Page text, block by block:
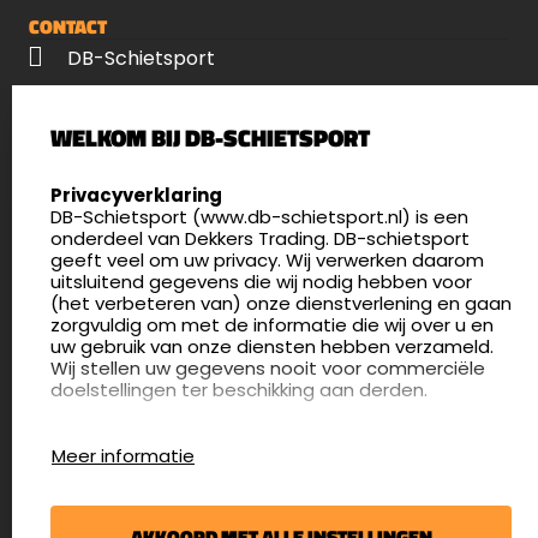
CONTACT
DB-Schietsport
5411 LX Zeeland
4.8
172 beoordelingen
info@db-schietsport.nl
Openingstijden
Dinsdag en donderdag: 13:00 - 17:00 én 18:00 - 21:00
uur
Afspraak maken
Nieuwsbrief
WELKOM BIJ DB-SCHIETSPORT
SELECT LANGUAGE
Privacyverklaring
DB-Schietsport (www.db-schietsport.nl) is een
onderdeel van Dekkers Trading. DB-schietsport
geeft veel om uw privacy. Wij verwerken daarom
uitsluitend gegevens die wij nodig hebben voor
(het verbeteren van) onze dienstverlening en gaan
zorgvuldig om met de informatie die wij over u en
uw gebruik van onze diensten hebben verzameld.
Wij stellen uw gegevens nooit voor commerciële
doelstellingen ter beschikking aan derden.
Meer informatie